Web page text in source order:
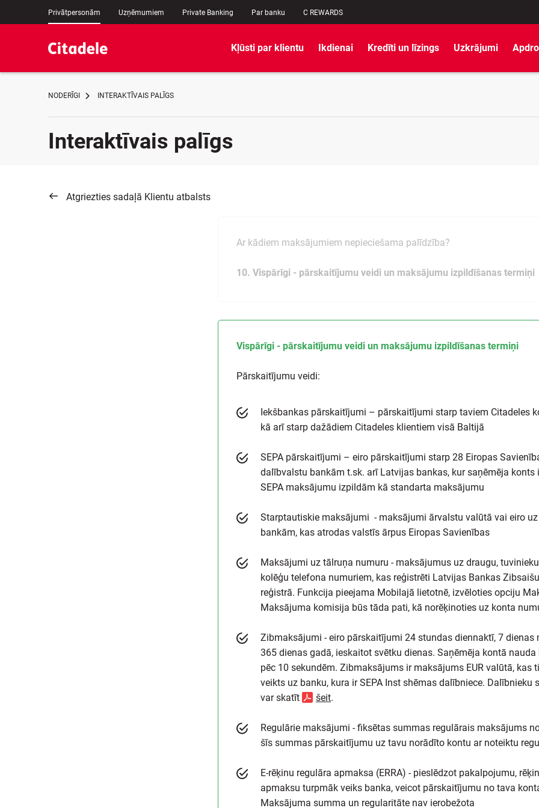
Privātpersonām Uzņēmumiem Private Banking Par banku C REWARDS
Kļūsti par klientu Ikdienai Kredīti un līzings Uzkrājumi
NODERĪGI INTERAKTĪVAIS PALĪGS
Interaktīvais palīgs
Atgriezties sadaļā Klientu atbalsts
Ar kādiem maksājumiem nepieciešama palīdzība?
10. Vispārīgi - pārskaitījumu veidi un maksājumu izpildīšanas termiņi
Vispārīgi - pārskaitījumu veidi un maksājumu izpildīšanas termiņi
Pārskaitījumu veidi:
Iekšbankas pārskaitījumi – pārskaitījumi starp taviem Citadeles
kā arī starp dažādiem Citadeles klientiem visā Baltijā
SEPA pārskaitījumi – eiro pārskaitījumi starp 28 Eiropas
dalībvalstu bankām t.sk. arī Latvijas bankas, kur saņēmēja konts
SEPA maksājumu izpildām kā standarta maksājumu
Starptautiskie maksājumi - maksājumi ārvalstu valūtā vai eiro uz
bankām, kas atrodas valstīs ārpus Eiropas Savienības
Maksājumi uz tālruņa numuru - maksājumus uz draugu,
kolēģu telefona numuriem, kas reģistrēti Latvijas Bankas Zibsaišu
reģistrā. Funkcija pieejama Mobilajā lietotnē, izvēloties opciju
Maksājuma komisija būs tāda pati, kā norēķinoties uz konta
Zibmaksājumi - eiro pārskaitījumi 24 stundas diennaktī, 7 dienas
365 dienas gadā, ieskaitot svētku dienas. Saņēmēja kontā nauda
pēc 10 sekundēm. Zibmaksājums ir maksājums EUR valūtā, kas
veikts uz banku, kura ir SEPA Inst shēmas dalībniece. Dalībnieku
var skatīt
šeit.
Regulārie maksājumi - fiksētas summas regulārais maksājums
šīs summas pārskaitījumu uz tavu norādīto kontu ar noteiktu
E-rēķinu regulāra apmaksa (ERRA) - pieslēdzot pakalpojumu,
apmaksu turpmāk veiks banka, veicot pārskaitījumu no tava
Maksājuma summa un regularitāte nav ierobežota